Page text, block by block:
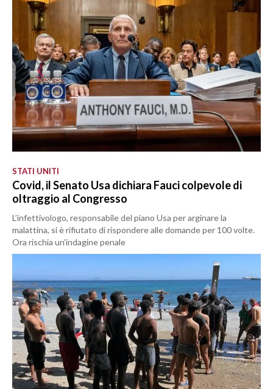
STATI UNITI
Covid, il Senato Usa dichiara Fauci colpevole di
oltraggio al Congresso
L’infettivologo, responsabile del piano Usa per arginare la
malattina, si è rifiutato di rispondere alle domande per 100 volte.
Ora rischia un’indagine penale